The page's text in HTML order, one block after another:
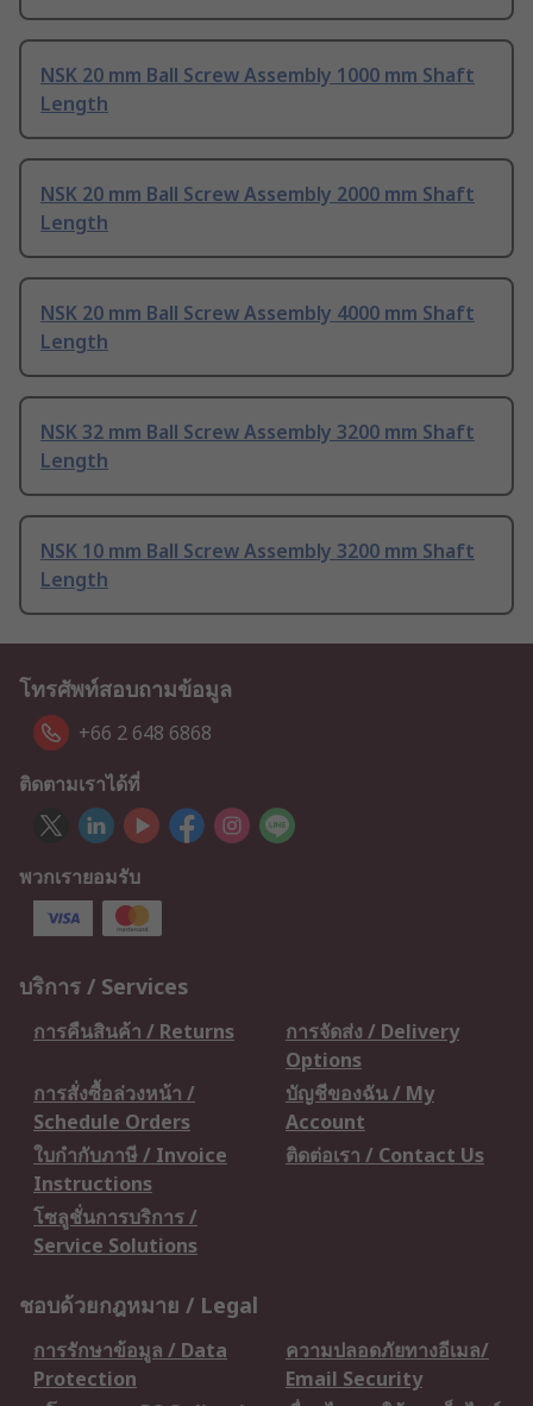
NSK 20 mm Ball Screw Assembly 1000 mm Shaft
Length
NSK 20 mm Ball Screw Assembly 2000 mm Shaft
Length
NSK 20 mm Ball Screw Assembly 4000 mm Shaft
Length
NSK 32 mm Ball Screw Assembly 3200 mm Shaft
Length
NSK 10 mm Ball Screw Assembly 3200 mm Shaft
Length
โทรศัพท์สอบถามข้อมูล
+66 2 648 6868
ติดตามเราได้ที่
พวกเรายอมรับ
บริการ / Services
การคืนสินค้า / Returns
การจัดส่ง / Delivery
Options
การสั่งซื้อล่วงหน้า /
Schedule Orders
บัญชีของฉัน / My
Account
ใบกำกับภาษี / Invoice
Instructions
ติดต่อเรา / Contact Us
โซลูชั่นการบริการ /
Service Solutions
ชอบด้วยกฎหมาย / Legal
การรักษาข้อมูล / Data
Protection
ความปลอดภัยทางอีเมล/
Email Security